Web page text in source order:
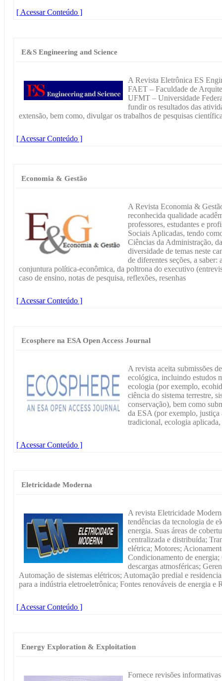
[ Acessar Conteúdo ]
E&S Engineering and Science
A Revista Eletrônica ES
FAET – Faculdade de
UFMT – Universidade
fundir os resultados das
extensão, bem como, divulgar os trabalhos de pesquisas
[ Acessar Conteúdo ]
Economia & Gestão
A Revista Economia &
reconhecida qualidade
professores, estudantes e
Sociais Aplicadas, tendo
Ciências da Administração,
diversidade de temas neste
de diferentes seções, a
conjuntura política-econômica, da poltrona do executivo
caso de ensino, notas de pesquisa, reflexões, resenhas
[ Acessar Conteúdo ]
Ecosphere na ESA Open Access Journal
A revista aceita submissões
ecológica, incluindo estudos
ecologia (por exemplo,
ciência do sistema terrestre,
conservação), bem como
da ESA (por exemplo,
tradicional, ecologia aplicada,
[ Acessar Conteúdo ]
Eletricidade Moderna
A revista Eletricidade
tendências da tecnologia de
energia. Suas áreas de
centralizada e distribuída;
elétrica; Motores;
Condicionamento de
descargas atmosféricas;
Automação de sistemas elétricos; Automação predial e
para a indústria eletroeletrônica; Fontes renováveis de energia e
[ Acessar Conteúdo ]
Energy Exploration & Exploitation
Fornece revisões